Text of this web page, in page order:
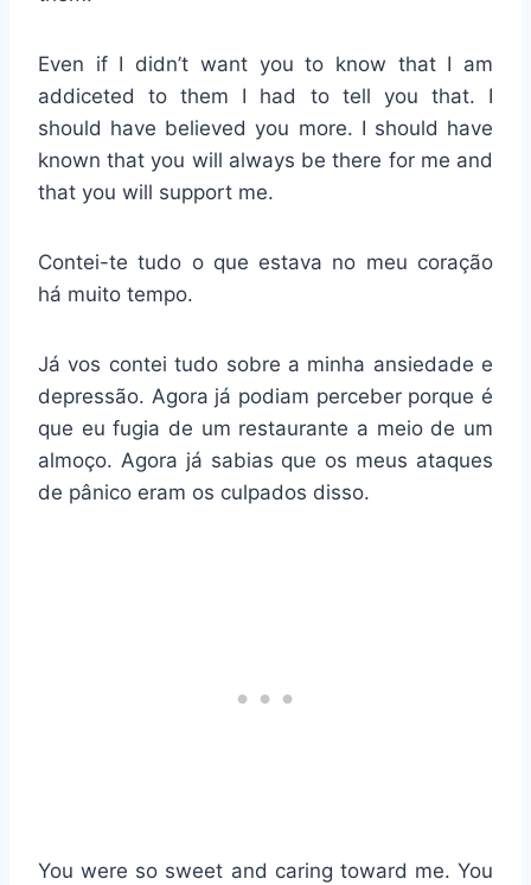
Even if I didn’t want you to know that I am
addiceted to them I had to tell you that. I
should have believed you more. I should have
known that you will always be there for me and
that you will support me.
Contei-te tudo o que estava no meu coração
há muito tempo.
Já vos contei tudo sobre a minha ansiedade e
depressão. Agora já podiam perceber porque é
que eu fugia de um restaurante a meio de um
almoço. Agora já sabias que os meus ataques
de pânico eram os culpados disso.
You were so sweet and caring toward me. You